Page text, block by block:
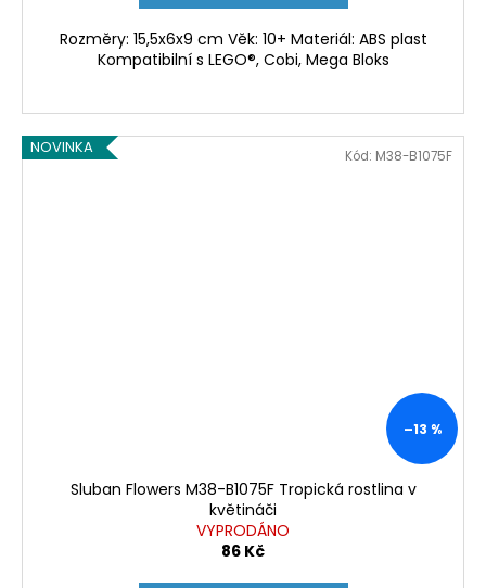
Rozměry: 15,5x6x9 cm Věk: 10+ Materiál: ABS plast
Kompatibilní s LEGO®, Cobi, Mega Bloks
NOVINKA
–13 %
Sluban Flowers M38-B1075F Tropická rostlina v
květináči
VYPRODÁNO
86 Kč
Kód: M38-B1075F